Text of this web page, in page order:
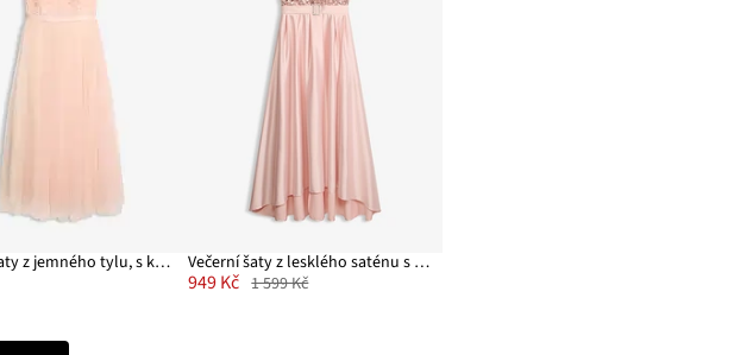
Večerní šaty z jemného tylu, s květinovými detaily Večerní šaty z lesklého saténu s flitry
949 Kč 1 599 Kč